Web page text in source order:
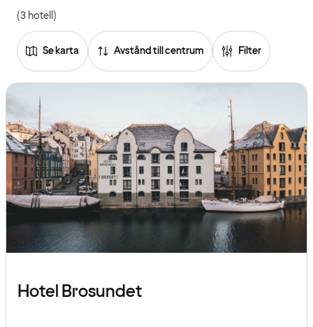
(3 hotell)
Se karta Avstånd till centrum Filter
Hotel Brosundet